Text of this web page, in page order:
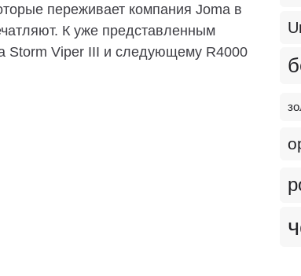
переживает компания Joma в
К уже представленным
Storm Viper III и следующему R4000